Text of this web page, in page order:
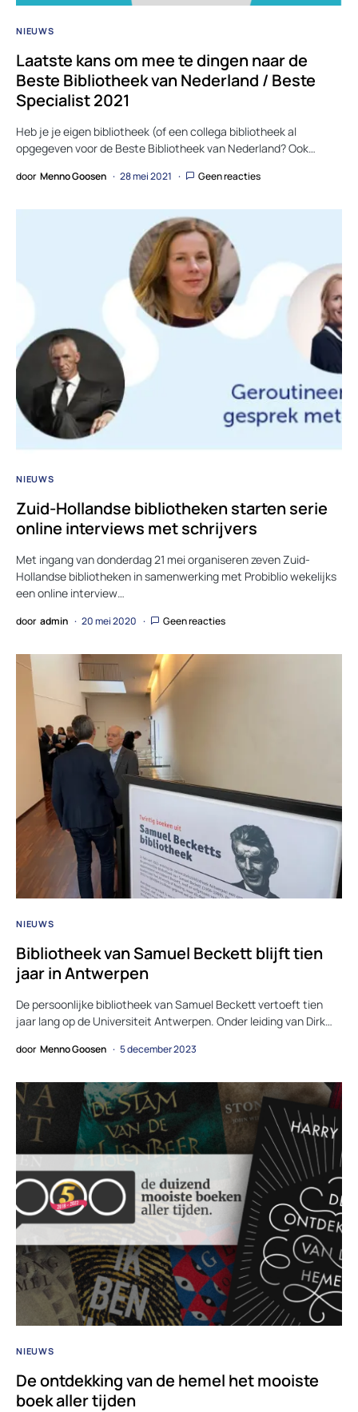
NIEUWS
Laatste kans om mee te dingen naar de
Beste Bibliotheek van Nederland / Beste
Specialist 2021
Heb je je eigen bibliotheek (of een collega bibliotheek al
opgegeven voor de Beste Bibliotheek van Nederland? Ook…
door Menno Goosen 28 mei 2021 Geen reacties
NIEUWS
Zuid-Hollandse bibliotheken starten serie
online interviews met schrijvers
Met ingang van donderdag 21 mei organiseren zeven Zuid-
Hollandse bibliotheken in samenwerking met Probiblio wekelijks
een online interview…
door admin 20 mei 2020 Geen reacties
NIEUWS
Bibliotheek van Samuel Beckett blijft tien
jaar in Antwerpen
De persoonlijke bibliotheek van Samuel Beckett vertoeft tien
jaar lang op de Universiteit Antwerpen. Onder leiding van Dirk…
door Menno Goosen 5 december 2023
NIEUWS
De ontdekking van de hemel het mooiste
boek aller tijden